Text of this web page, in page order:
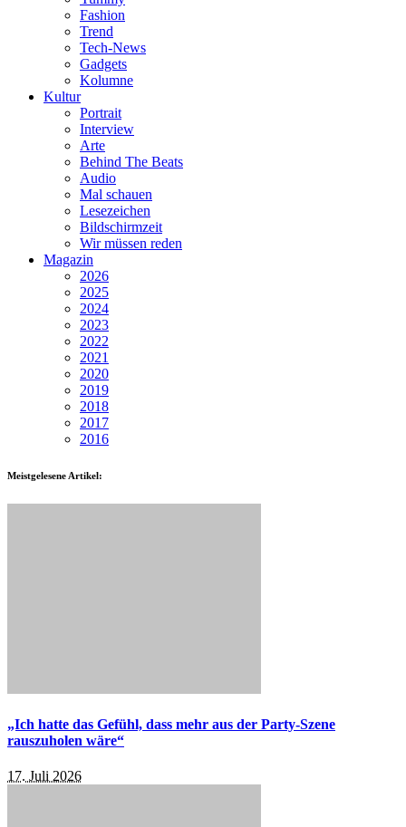
Fashion
Trend
Tech-News
Gadgets
Kolumne
Kultur
Portrait
Interview
Arte
Behind The Beats
Audio
Mal schauen
Lesezeichen
Bildschirmzeit
Wir müssen reden
Magazin
2026
2025
2024
2023
2022
2021
2020
2019
2018
2017
2016
Meistgelesene Artikel:
„Ich hatte das Gefühl, dass mehr aus der Party-Szene
rauszuholen wäre“
17. Juli 2026